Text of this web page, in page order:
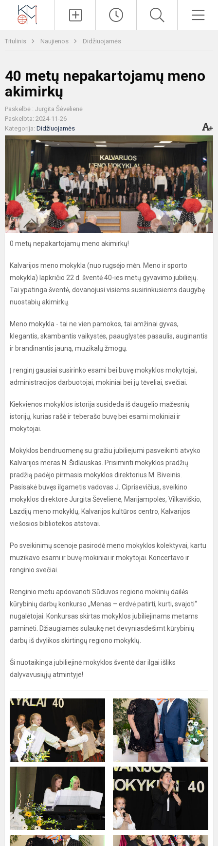
Titulinis Naujienos Didžiuojamės
40 metų nepakartojamų meno
akimirkų
Paskelbė : Jurgita Šėvelienė
Paskelbta: 2024-11-26
Kategorija: Didžiuojamės
0 metų nepakartojamų meno akimirkų!
Kalvarijos meno mokykla (nuo rugsėjo mėn. Meno ir sporto
mokykla) lapkričio 22 d. šventė 40-ies metų gyvavimo jubiliejų.
Tai ypatinga šventė, dovanojusi visiems susirinkusiems daugybę
nuostabių akimirkų.
Meno mokykla - tai ne vien pamokos, tai amžinai gyvas,
klegantis, skambantis vaikystės, paauglystės pasaulis, auginantis
ir brandinantis jauną, muzikalų žmogų.
Į renginį gausiai susirinko esami bei buvę mokyklos mokytojai,
administracijos darbuotojai, mokiniai bei jų tėveliai, svečiai.
Kiekvienos mokyklos istorija susideda iš daugelio mažesnių
istorijų, kurias rašė ir teberašo buvę bei esami mokiniai ir
mokytojai.
Mokyklos bendruomenę su gražiu jubiliejumi pasveikinti atvyko
Kalvarijos meras N. Šidlauskas. Prisiminti mokyklos pradžių
pradžią padėjo pirmasis mokyklos direktorius M. Biveinis.
Pasisakė buvęs ilgametis vadovas J. Ciprisevičius, sveikino
mokyklos direktorė Jurgita Šėvelienė, Marijampolės, Vilkaviškio,
Lazdijų meno mokyklų, Kalvarijos kultūros centro, Kalvarijos
viešosios bibliotekos atstovai.
Po sveikinimų scenoje pasirodė meno mokyklos kolektyvai, kartu
muzikavo esami ir buvę mokiniai ir mokytojai. Koncertavo ir
renginio svečiai.
Renginio metu apdovanoti Sūduvos regiono mokinių dailės
kūrybinių darbų konkurso „Menas – erdvė patirti, kurti, svajoti“
nugalėtojai. Konkursas skirtas mokyklos jubiliejinams metams
paminėti. Džiaugiamės sulaukę net devyniasdešimt kūrybinių
darbų iš dvylikos skirtingų regiono mokyklų.
Ši nuotaikinga jubiliejinė mokyklos šventė dar ilgai išliks
dalyvavusiųjų atmintyje!